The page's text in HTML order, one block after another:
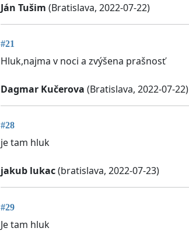
Ján Tušim (Bratislava, 2022-07-22)
#21
Hluk,najma v noci a zvýšena prašnosť
Dagmar Kučerova (Bratislava, 2022-07-22)
#28
je tam hluk
jakub lukac(bratislava, 2022-07-23)
#29
Je tam hluk